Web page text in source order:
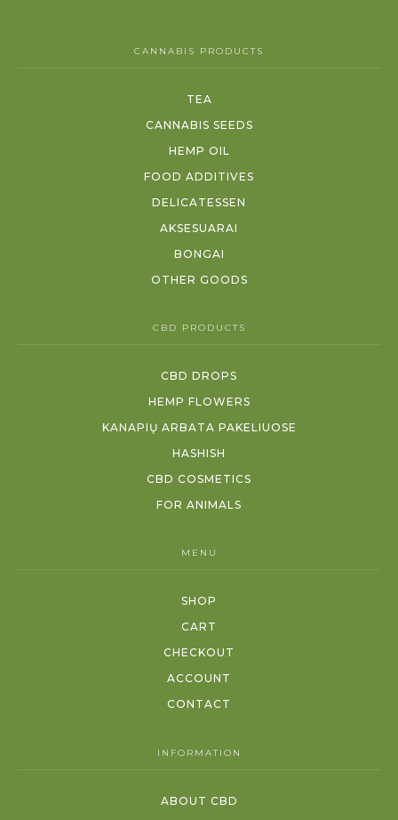
CANNABIS PRODUCTS
TEA
CANNABIS SEEDS
HEMP OIL
FOOD ADDITIVES
DELICATESSEN
AKSESUARAI
BONGAI
OTHER GOODS
CBD PRODUCTS
CBD DROPS
HEMP FLOWERS
KANAPIŲ ARBATA PAKELIUOSE
HASHISH
CBD COSMETICS
FOR ANIMALS
MENU
SHOP
CART
CHECKOUT
ACCOUNT
CONTACT
INFORMATION
ABOUT CBD